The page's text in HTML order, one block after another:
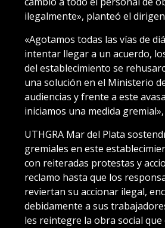
ilegalmente», planteó el
«Agotamos todas las vías de
intentar llegar a un acuerdo,
del establecimiento se
una solución en el Ministerio
audiencias y frente a este
iniciamos una medida
UTHGRA Mar del Plata
gremiales en este
con reiteradas protestas y
reclamo hasta que los
reviertan su accionar ilegal,
debidamente a sus
les reintegre la obra social